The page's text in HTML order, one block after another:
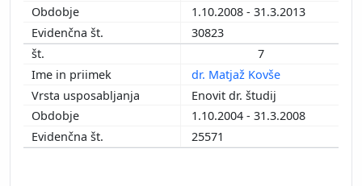
1.10.2008 - 31.3.2013
30823
7
dr. Matjaž Kovše
Enovit dr. študij
1.10.2004 - 31.3.2008
25571